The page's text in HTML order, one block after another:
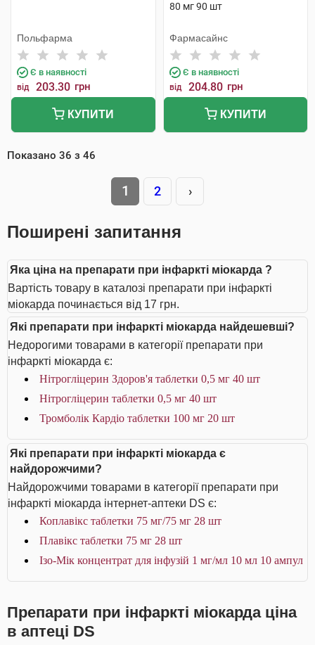
Польфарма
Є в наявності
від 203.30 грн
КУПИТИ
80 мг 90 шт
Фармасайнс
Є в наявності
від 204.80 грн
КУПИТИ
Показано 36 з 46
1 2 ›
Поширені запитання
Яка ціна на препарати при інфаркті міокарда ?
Вартість товару в каталозі препарати при інфаркті
міокарда починається від 17 грн.
Які препарати при інфаркті міокарда найдешевші?
Недорогими товарами в категорії препарати при
інфаркті міокарда є:
Нітрогліцерин Здоров'я таблетки 0,5 мг 40 шт
Нітрогліцерин таблетки 0,5 мг 40 шт
Тромболік Кардіо таблетки 100 мг 20 шт
Які препарати при інфаркті міокарда є
найдорожчими?
Найдорожчими товарами в категорії препарати при
інфаркті міокарда інтернет-аптеки DS є:
Коплавікс таблетки 75 мг/75 мг 28 шт
Плавікс таблетки 75 мг 28 шт
Ізо-Мік концентрат для інфузій 1 мг/мл 10 мл 10 ампул
Препарати при інфаркті міокарда ціна
в аптеці DS